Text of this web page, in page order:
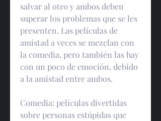
salvar al otro y ambos deben
superar los problemas que se les
presenten. Las películas de
amistad a veces se mezclan con
la comedia, pero también las hay
con un poco de emoción, debido
a la amistad entre ambos.
Comedia: películas divertidas
sobre personas estúpidas que